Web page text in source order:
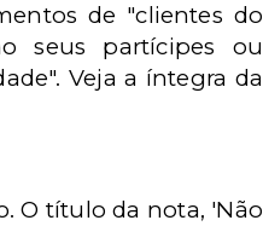
de "clientes do
seus partícipes ou
Veja a íntegra da
O título da nota, 'Não